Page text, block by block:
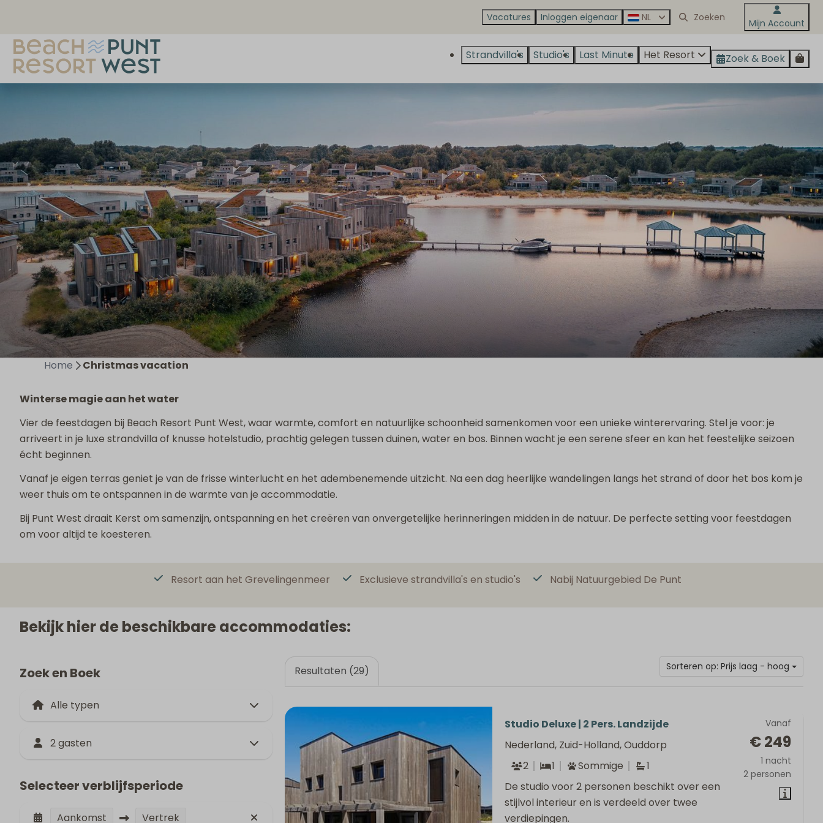
Vacatures Inloggen eigenaar NL Mijn Account
Strandvilla's Studio's Last Minute Het Resort Zoek & Boek
Home Christmas vacation
Winterse magie aan het water
Vier de feestdagen bij Beach Resort Punt West, waar warmte, comfort en natuurlijke schoonheid samenkomen voor een unieke winterervaring. Stel je voor: je
arriveert in je luxe strandvilla of knusse hotelstudio, prachtig gelegen tussen duinen, water en bos. Binnen wacht je een serene sfeer en kan het feestelijke seizoen
écht beginnen.
Vanaf je eigen terras geniet je van de frisse winterlucht en het adembenemende uitzicht. Na een dag heerlijke wandelingen langs het strand of door het bos kom je
weer thuis om te ontspannen in de warmte van je accommodatie.
Bij Punt West draait Kerst om samenzijn, ontspanning en het creëren van onvergetelijke herinneringen midden in de natuur. De perfecte setting voor feestdagen
om voor altijd te koesteren.
Resort aan het Grevelingenmeer Exclusieve strandvilla's en studio's Nabij Natuurgebied De Punt
Bekijk hier de beschikbare accommodaties:
Zoek en Boek
2 gasten
Selecteer verblijfsperiode
Aankomst Vertrek
Sorteren op: Prijs laag - hoog
Resultaten (29)
Vanaf
€ 249
1 nacht
2 personen
Studio Deluxe | 2 Pers. Landzijde
Nederland, Zuid-Holland, Ouddorp
2
1 Sommige
1
De studio voor 2 personen beschikt over een
stijlvol interieur en is verdeeld over twee
verdiepingen.